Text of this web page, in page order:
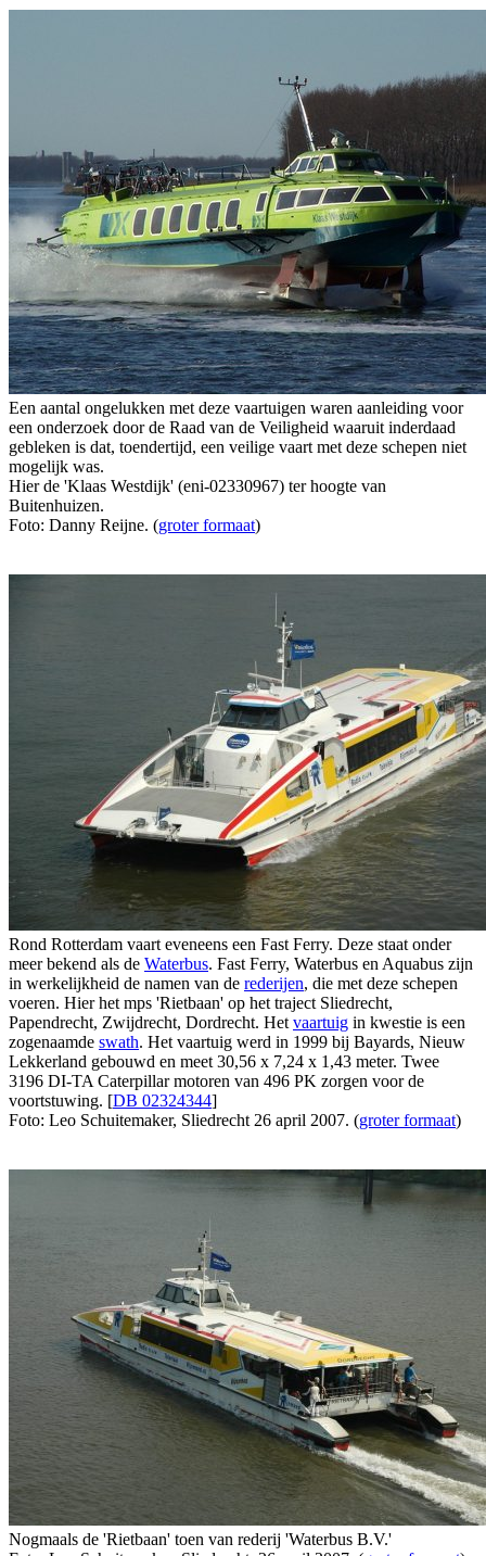
Een aantal ongelukken met deze vaartuigen waren aanleiding voor
een onderzoek door de Raad van de Veiligheid waaruit inderdaad
gebleken is dat, toendertijd, een veilige vaart met deze schepen niet
mogelijk was.
Hier de 'Klaas Westdijk' (eni-02330967) ter hoogte van
Buitenhuizen.
Foto: Danny Reijne. (groter formaat)
Rond Rotterdam vaart eveneens een Fast Ferry. Deze staat onder
meer bekend als de Waterbus. Fast Ferry, Waterbus en Aquabus zijn
in werkelijkheid de namen van de rederijen, die met deze schepen
voeren. Hier het mps 'Rietbaan' op het traject Sliedrecht,
Papendrecht, Zwijdrecht, Dordrecht. Het vaartuig in kwestie is een
zogenaamde swath. Het vaartuig werd in 1999 bij Bayards, Nieuw
Lekkerland gebouwd en meet 30,56 x 7,24 x 1,43 meter. Twee
3196 DI-TA Caterpillar motoren van 496 PK zorgen voor de
voortstuwing. [DB 02324344]
Foto: Leo Schuitemaker, Sliedrecht 26 april 2007. (groter formaat)
Nogmaals de 'Rietbaan' toen van rederij 'Waterbus B.V.'